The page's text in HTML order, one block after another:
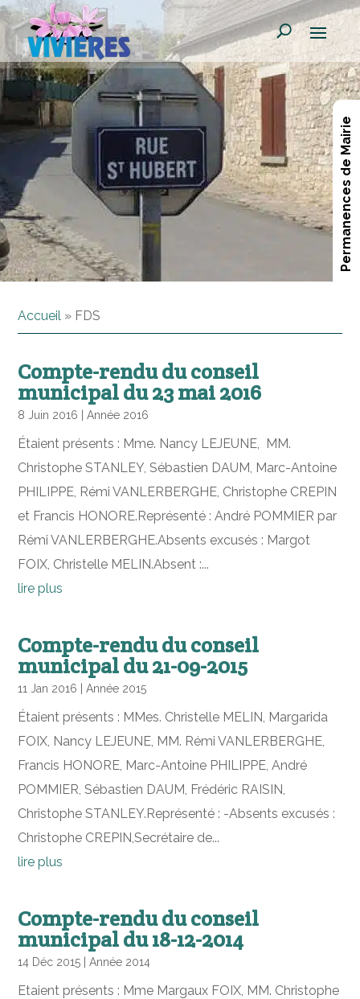
Permanences de Mairie
Accueil » FDS
Compte-rendu du conseil
municipal du 23 mai 2016
8 Juin 2016 |Année 2016
Étaient présents : Mme. Nancy LEJEUNE, MM.
Christophe STANLEY, Sébastien DAUM, Marc-Antoine
PHILIPPE, Rémi VANLERBERGHE, Christophe CREPIN
et Francis HONORE.Représenté : André POMMIER par
Rémi VANLERBERGHE.Absents excusés : Margot
FOIX, Christelle MELIN.Absent :...
lire plus
Compte-rendu du conseil
municipal du 21-09-2015
11 Jan 2016 |Année 2015
Étaient présents : MMes. Christelle MELIN, Margarida
FOIX, Nancy LEJEUNE, MM. Rémi VANLERBERGHE,
Francis HONORE, Marc-Antoine PHILIPPE, André
POMMIER, Sébastien DAUM, Frédéric RAISIN,
Christophe STANLEY.Représenté : -Absents excusés :
Christophe CREPIN,Secrétaire de...
lire plus
Compte-rendu du conseil
municipal du 18-12-2014
14 Déc 2015 |Année 2014
Etaient présents : Mme Margaux FOIX, MM. Christophe